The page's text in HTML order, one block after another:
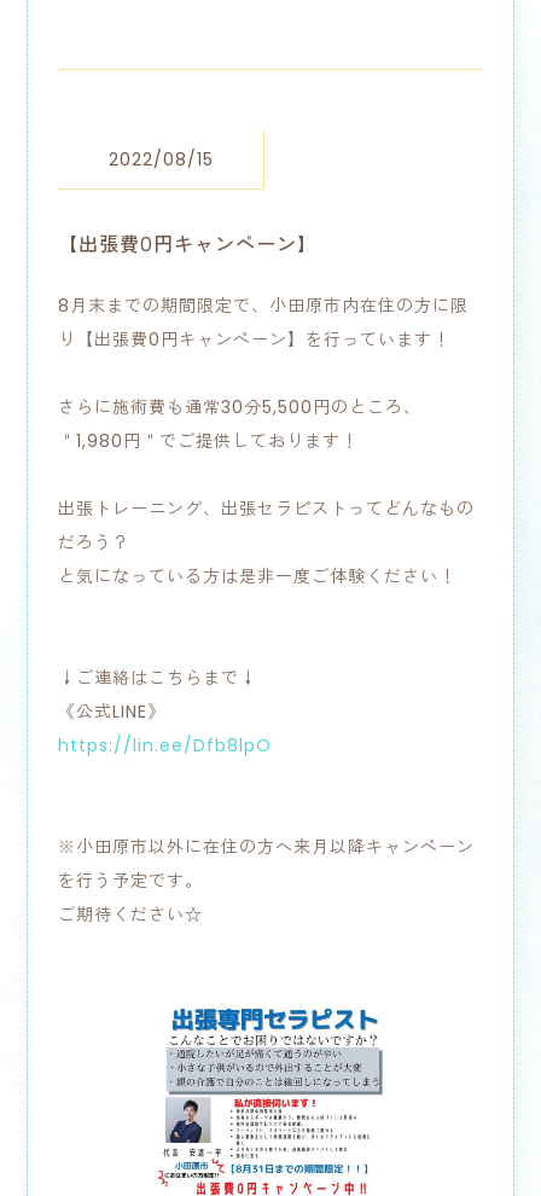
2022/08/15
【出張費0円キャンペーン】
8月末までの期間限定で、小田原市内在住の方に限
り【出張費0円キャンペーン】を行っています！
さらに施術費も通常30分5,500円のところ、
＂1,980円＂でご提供しております！
出張トレーニング、出張セラピストってどんなもの
だろう？
と気になっている方は是非一度ご体験ください！
↓ご連絡はこちらまで↓
《公式LINE》
https://lin.ee/Dfb8lpO
※小田原市以外に在住の方へ来月以降キャンペーン
を行う予定です。
ご期待ください☆